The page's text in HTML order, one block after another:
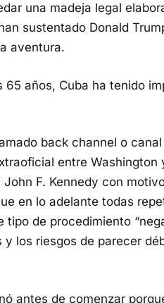
una madeja legal
sustentado Donald
aventura.
años, Cuba ha tenido
back channel o
entre Washington
F. Kennedy con
en lo adelante todas
de procedimiento
los riesgos de parecer
antes de comenzar